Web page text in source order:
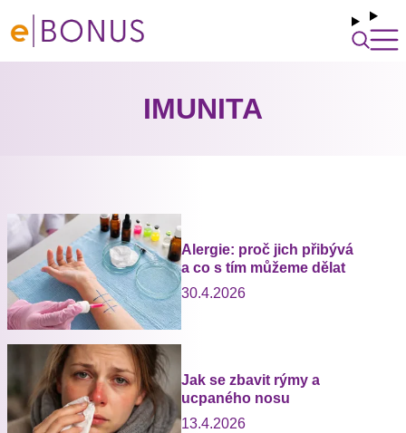
IMUNITA
Alergie: proč jich přibývá
a co s tím můžeme dělat
30.4.2026
Jak se zbavit rýmy a
ucpaného nosu
13.4.2026